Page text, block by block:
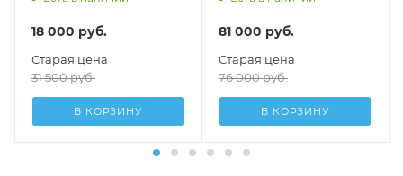
18 000 руб.
Старая цена
31 500руб.
В КОРЗИНУ
81 000 руб.
Старая цена
76 000руб.
В КОРЗИНУ